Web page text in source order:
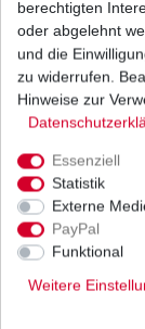
berechtigten
oder abgelehnt
und die
zu widerrufen.
Hinweise zur
Essenziell
Statistik
Externe
PayPal
Funktional
Weitere